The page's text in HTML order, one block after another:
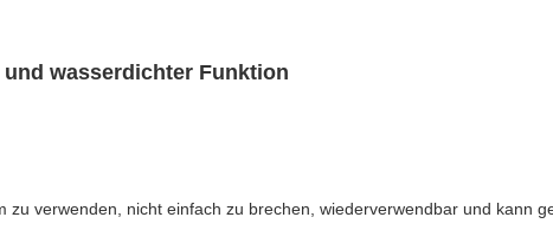
wasserdichter Funktion
verwenden, nicht einfach zu brechen, wiederverwendbar und kann